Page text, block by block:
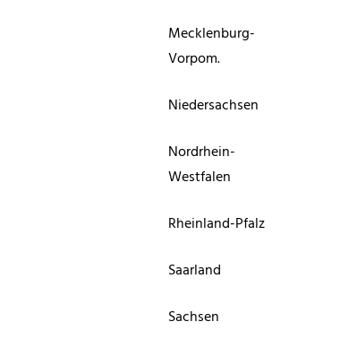
Mecklenburg-
Vorpom.
Niedersachsen
Nordrhein-
Westfalen
Rheinland-Pfalz
Saarland
Sachsen